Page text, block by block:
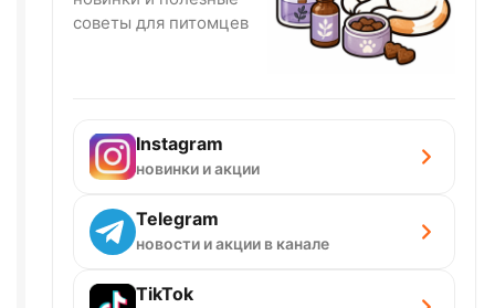
советы для питомцев
Instagram
новинки и акции
Telegram
новости и акции в канале
TikTok